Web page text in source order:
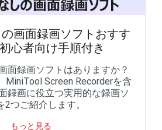
画面録画ソフトおすす
心者向け手順付き
面録画ソフトはありますか？
MiniTool Screen Recorderを含
録画に役立つ実用的な録画ソ
2つご紹介します。
もっと見る